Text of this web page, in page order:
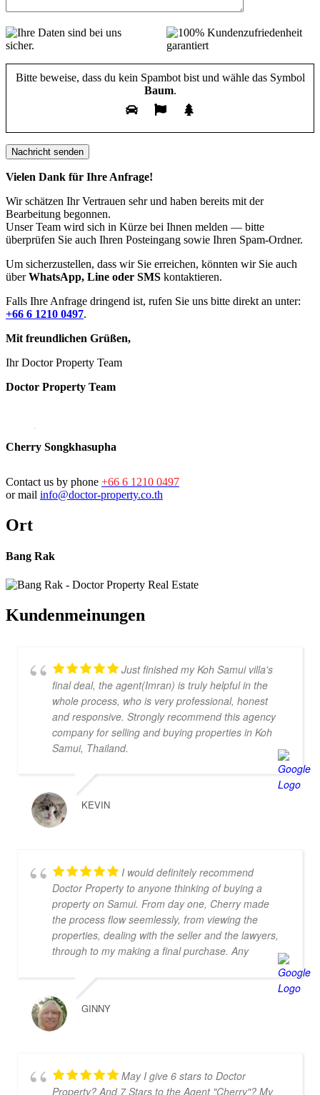
Bitte beweise, dass du kein Spambot bist und wähle das Symbol
Baum.
Vielen Dank für Ihre Anfrage!
Wir schätzen Ihr Vertrauen sehr und haben bereits mit der
Bearbeitung begonnen.
Unser Team wird sich in Kürze bei Ihnen melden — bitte
überprüfen Sie auch Ihren Posteingang sowie Ihren Spam-Ordner.
Um sicherzustellen, dass wir Sie erreichen, könnten wir Sie auch
überWhatsApp, Line oder SMS kontaktieren.
Falls Ihre Anfrage dringend ist, rufen Sie uns bitte direkt an unter:
+66 6 1210 0497.
Mit freundlichen Grüßen,
Ihr Doctor Property Team
Doctor Property Team
Cherry Songkhasupha
Contact us by phone +66 6 1210 0497
or mail info@doctor-property.co.th
Ort
Bang Rak
Kundenmeinungen
Just finished my Koh Samui villa's
final deal, the agent(Imran) is truly helpful in the
whole process, who is very professional, honest
and responsive. Strongly recommend this agency
company for selling and buying properties in Koh
Samui, Thailand.
KEVIN
I would definitely recommend
Doctor Property to anyone thinking of buying a
property on Samui. From day one, Cherry made
the process flow seemlessly, from viewing the
properties, dealing with the seller and the lawyers,
through to my making a final purchase. Any
questions I had were always answered quickly and
she kept me up to date with everything when I was
abroad. Since purchasing the property both Cherry
and Imran have continued to help me with, not only
property services questions, but also with advice
GINNY
May I give 6 stars to Doctor
Property? And 7 Stars to the Agent "Cherry"? My